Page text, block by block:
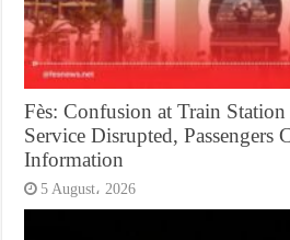
Fès: Confusion at Train
Service Disrupted,
Information
5 August، 2026